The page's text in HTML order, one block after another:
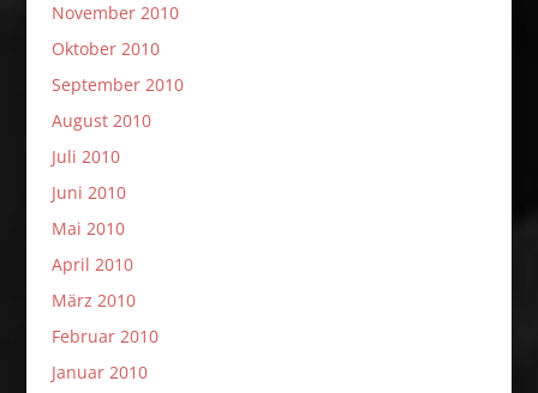
November 2010
Oktober 2010
September 2010
August 2010
Juli 2010
Juni 2010
Mai 2010
April 2010
März 2010
Februar 2010
Januar 2010